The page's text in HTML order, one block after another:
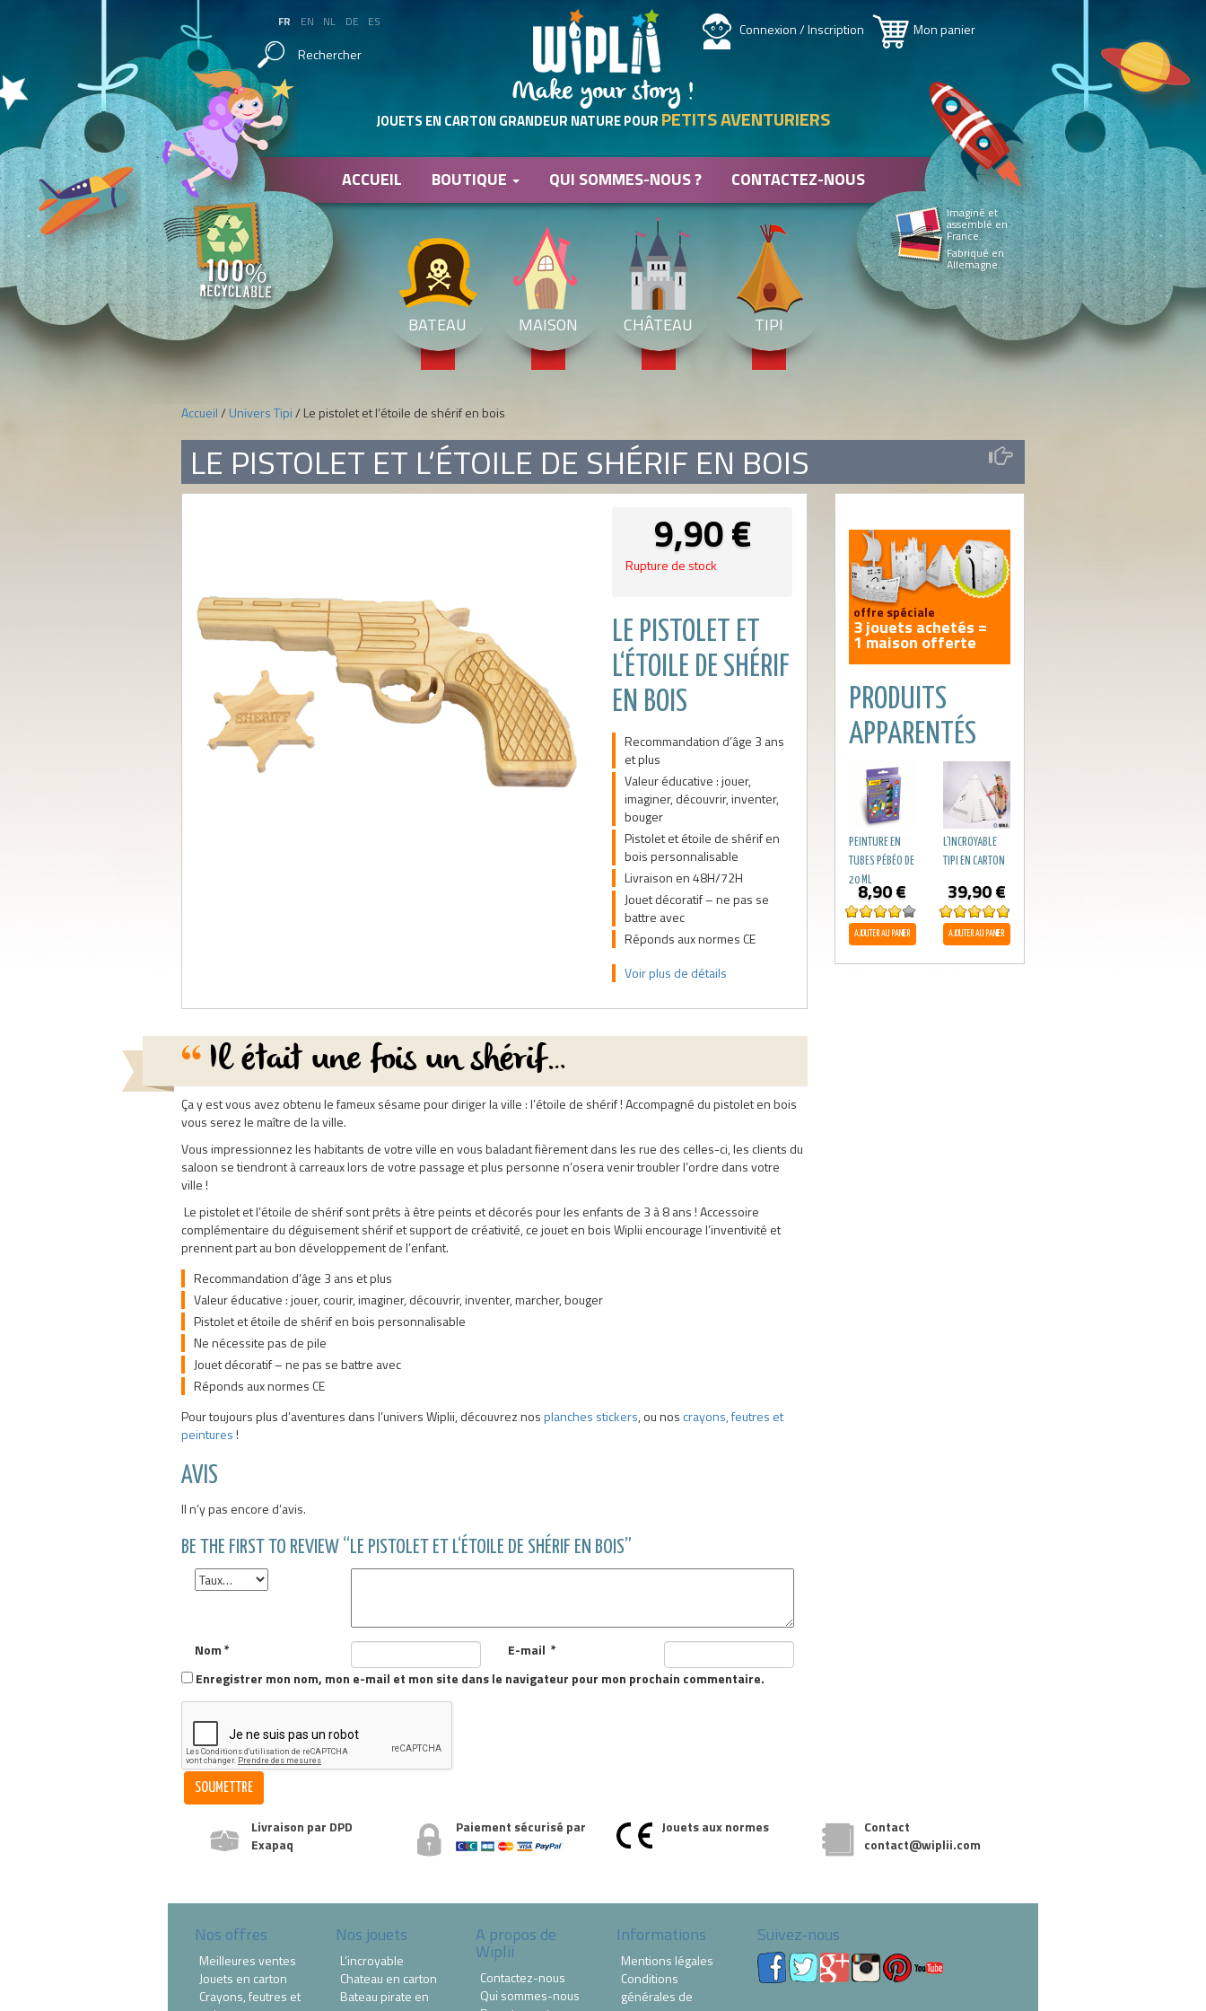
Imaginé et
assemblé en
France.
Fabriqué en
Allemagne.
Make your story !
JOUETS EN CARTON GRANDEUR NATURE POUR PETITS AVENTURIERS
FR EN NL DE ES
Rechercher
Connexion / Inscription Mon panier
ACCUEIL BOUTIQUE QUI SOMMES-NOUS ? CONTACTEZ-NOUS
BATEAU MAISON CHÂTEAU TIPI
Accueil/Univers Tipi/ Le pistolet et l‘étoile de shérif en bois
LE PISTOLET ET L‘ÉTOILE DE SHÉRIF EN BOIS
9,90€
Rupture de stock
LE PISTOLET ET
L‘ÉTOILE DE SHÉRIF
EN BOIS
Recommandation d’âge 3 ans
et plus
Valeur éducative : jouer,
imaginer, découvrir, inventer,
bouger
Pistolet et étoile de shérif en
bois personnalisable
Livraison en 48H/72H
Jouet décoratif – ne pas se
battre avec
Réponds aux normes CE
Voir plus de détails
Il était une fois un shérif…
Ça y est vous avez obtenu le fameux sésame pour diriger la ville : l’étoile de shérif ! Accompagné du pistolet en bois
vous serez le maître de la ville.
Vous impressionnez les habitants de votre ville en vous baladant fièrement dans les rue des celles-ci, les clients du
saloon se tiendront à carreaux lors de votre passage et plus personne n’osera venir troubler l’ordre dans votre
ville !
Le pistolet et l’étoile de shérif sont prêts à être peints et décorés pour les enfants de 3 à 8 ans ! Accessoire
complémentaire du déguisement shérif et support de créativité, ce jouet en bois Wiplii encourage l’inventivité et
prennent part au bon développement de l’enfant.
Recommandation d’âge 3 ans et plus
Valeur éducative : jouer, courir, imaginer, découvrir, inventer, marcher, bouger
Pistolet et étoile de shérif en bois personnalisable
Ne nécessite pas de pile
Jouet décoratif – ne pas se battre avec
Réponds aux normes CE
Pour toujours plus d’aventures dans l’univers Wiplii, découvrez nosplanches stickers, ou noscrayons, feutres et
peintures!
AVIS
Il n’y pas encore d’avis.
BE THE FIRST TO REVIEW “LE PISTOLET ET L‘ÉTOILE DE SHÉRIF EN BOIS”
Nom* E-mail *
Enregistrer mon nom, mon e-mail et mon site dans le navigateur pour mon prochain commentaire.
offre spéciale
3 jouets achetés =
1 maison offerte
EN SAVOIR PLUS
PRODUITS
APPARENTÉS
PEINTURE EN
TUBES PÉBÉO DE
20 ML
Note4.00
sur 5
8,90€
AJOUTER AU PANIER
L’INCROYABLE
TIPI EN CARTON
Note4.80
sur 5
39,90€
AJOUTER AU PANIER
Livraison par DPD
Exapaq
Paiement sécurisé par Jouets aux normes
Contact
contact@wiplii.com
Nos offres
Meilleures ventes
Jouets en carton
Crayons, feutres et
Nos jouets
L’incroyable
Chateau en carton
Bateau pirate en
A propos de
Wiplii
Contactez-nous
Qui sommes-nous
Informations
Mentions légales
Conditions
générales de
Suivez-nous